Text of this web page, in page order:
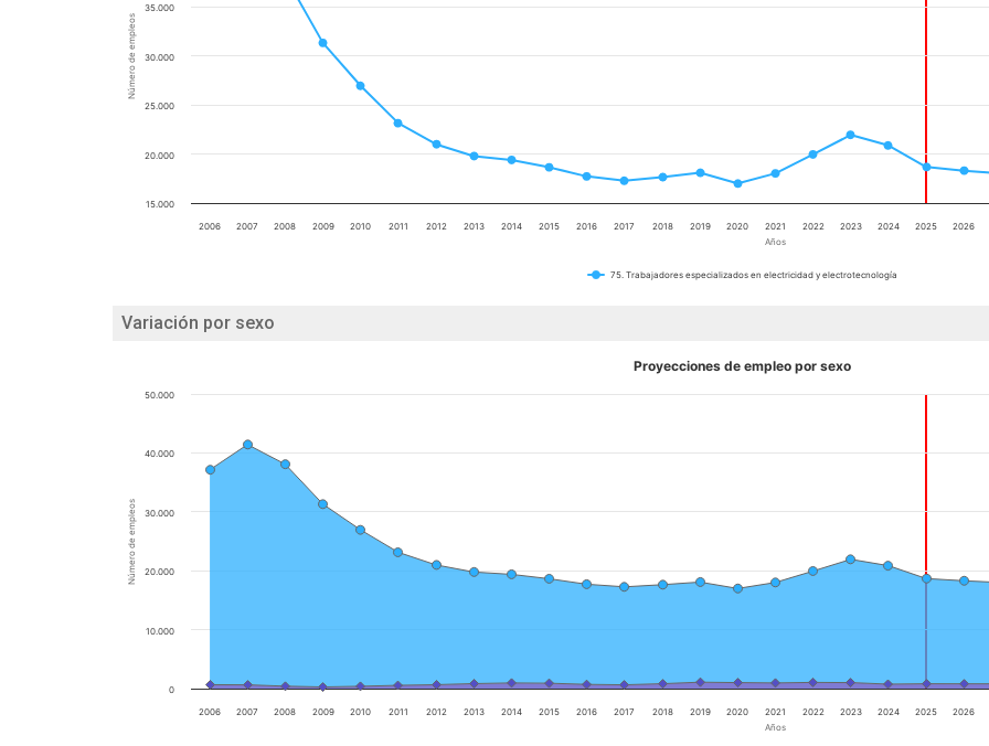
Años
Número de empleos
75. Trabajadores especializados en electricidad y electrotecnología
2006 2007 2008 2009 2010 2011 2012 2013 2014 2015 2016 2017 2018 2019 2020 2021 2022 2023 2024 2025 2026
15.000
20.000
25.000
30.000
35.000
Variación por sexo
Años
Número de empleos
Proyecciones de empleo por sexo
2006 2007 2008 2009 2010 2011 2012 2013 2014 2015 2016 2017 2018 2019 2020 2021 2022 2023 2024 2025 2026
0
10.000
20.000
30.000
40.000
50.000